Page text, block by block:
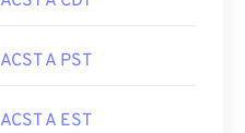
ACST A PST
ACST A EST